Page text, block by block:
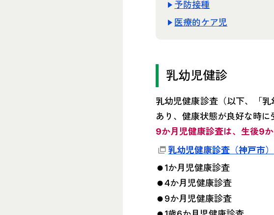
予防接種
医療的ケア児
乳幼児健診
乳幼児健康診査（以下、「
あり、健康状態が良好な時
9か月児健康診査は、生後9
乳幼児健康診査（神戸市）
1か月児健康診査
4か月児健康診査
9か月児健康診査